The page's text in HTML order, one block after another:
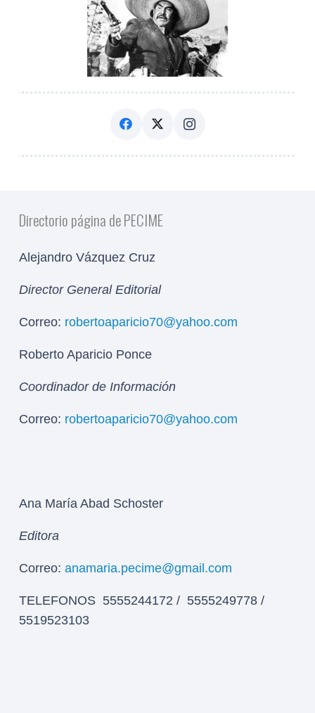
Directorio página de PECIME
Alejandro Vázquez Cruz
Director General Editorial
Correo: robertoaparicio70@yahoo.com
Roberto Aparicio Ponce
Coordinador de Información
Correo: robertoaparicio70@yahoo.com
Ana María Abad Schoster
Editora
Correo: anamaria.pecime@gmail.com
TELEFONOS 5555244172 / 5555249778 /
5519523103